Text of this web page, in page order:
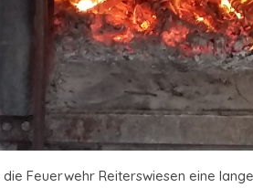
die Feuerwehr Reiterswiesen eine